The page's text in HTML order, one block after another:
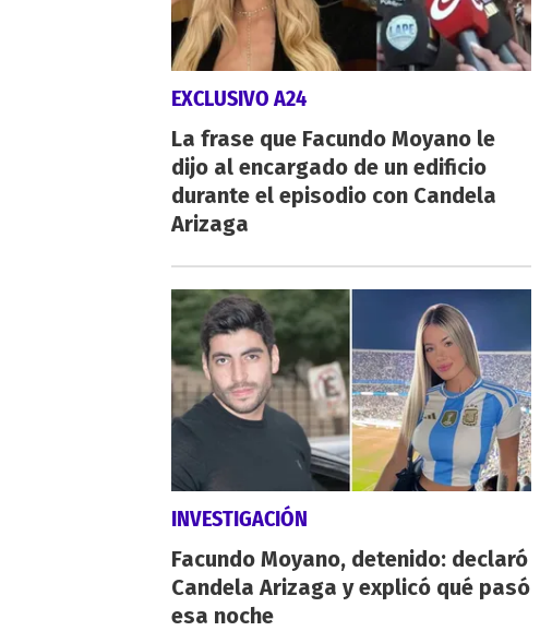
EXCLUSIVO A24
La frase que Facundo Moyano le
dijo al encargado de un edificio
durante el episodio con Candela
Arizaga
INVESTIGACIÓN
Facundo Moyano, detenido: declaró
Candela Arizaga y explicó qué pasó
esa noche